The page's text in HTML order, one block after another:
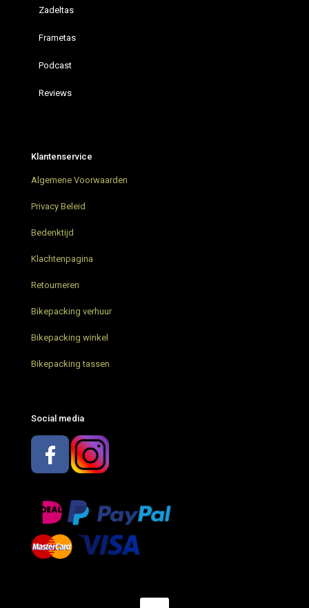
Zadeltas
Frametas
Podcast
Reviews
AGU Venture Extreme Green Bikepacking tassen
Grunnduro Gravel Bikepacking weekend
Bikepacking trip in Nederland
Parapera Anemos Gravelbike
Restrap Bar Pack stuurtas – Nieuw
Bikepacking trip Limburg
Restrap bikepacking tassen – Review
Bikepacking met AGU – wat neem je mee?
Klantenservice
Algemene Voorwaarden
Privacy Beleid
Bedenktijd
Klachtenpagina
Retourneren
Bikepacking verhuur
Bikepacking winkel
Bikepacking tassen
Social media